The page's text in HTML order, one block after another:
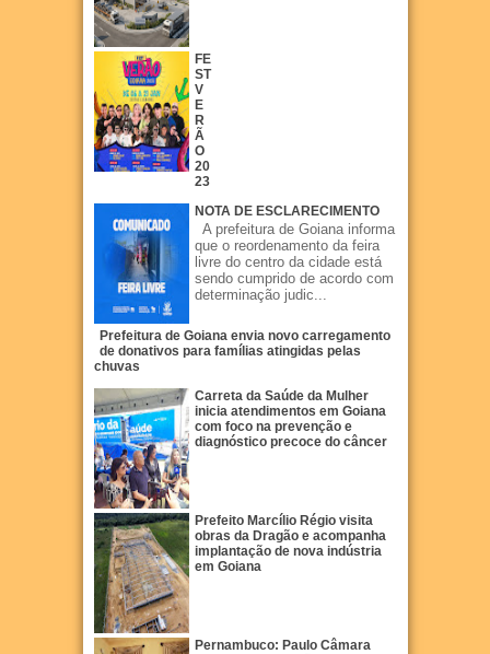
FE
ST
V
E
R
Ã
O
20
23
NOTA DE ESCLARECIMENTO
A prefeitura de Goiana informa
que o reordenamento da feira
livre do centro da cidade está
sendo cumprido de acordo com
determinação judic...
Prefeitura de Goiana envia novo carregamento
de donativos para famílias atingidas pelas
chuvas
Carreta da Saúde da Mulher
inicia atendimentos em Goiana
com foco na prevenção e
diagnóstico precoce do câncer
Prefeito Marcílio Régio visita
obras da Dragão e acompanha
implantação de nova indústria
em Goiana
Pernambuco: Paulo Câmara